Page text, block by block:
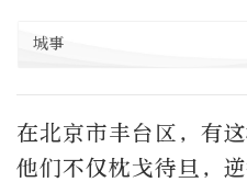
城事
在北京市丰台区，有
他们不仅枕戈待旦，